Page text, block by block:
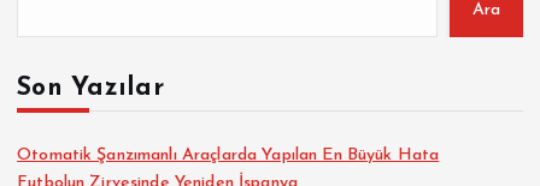
Ara
Son Yazılar
Otomatik Şanzımanlı Araçlarda Yapılan En Büyük Hata